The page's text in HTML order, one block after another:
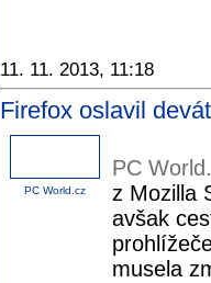
11. 11. 2013, 11:18
Firefox oslavil
PC World.cz
PC
z Mozilla
avšak
musela